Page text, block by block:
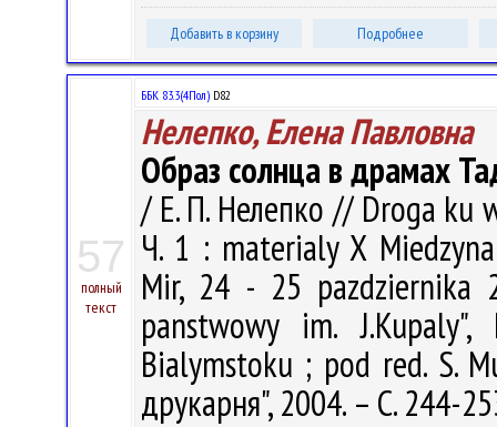
Добавить в корзину Подробнее
57
полный
текст
ББК 83.3(4Пол) D82
Нелепко, Елена Павловна
Образ солнца в драмах
/ Е. П. Нелепко // Droga ku
Ч. 1 : materialy X
Mir, 24 - 25 pazdziernika
panstwowy im.
Bialymstoku ; pod red. S.
друкарня", 2004. – С. 244-